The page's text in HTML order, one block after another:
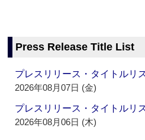
Press Release Title List
プレスリリース・タイトル
2026年08月07日 (金)
プレスリリース・タイトル
2026年08月06日 (木)